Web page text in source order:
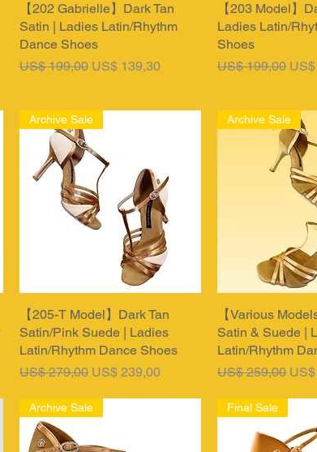
Snel overzicht
【202 Gabrielle】Dark Tan
Satin | Ladies Latin/Rhythm
Dance Shoes
Normale prijs
US$ 199,00 Verkoopprijs
US$ 139,30
Snel
【203 Model】
Ladies Latin/
Shoes
Normale prijs
US$ 199,00
Snel overzicht
Archive Sale
【205-T Model】Dark Tan
Satin/Pink Suede | Ladies
Latin/Rhythm Dance Shoes
Normale prijs
US$ 279,00 Verkoopprijs
US$ 239,00
Snel
Archive Sale
【Various
Satin & Suede |
Latin/Rhythm
Normale prijs
US$ 259,00
Archive Sale Final Sale